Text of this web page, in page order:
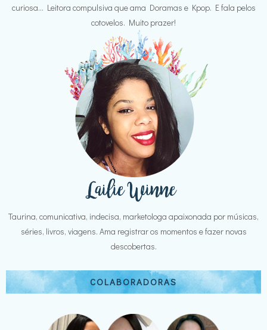
curiosa... Leitora compulsiva que ama Doramas e Kpop. E fala pelos
cotovelos. Muito prazer!
Taurina, comunicativa, indecisa, marketologa apaixonada por músicas,
séries, livros, viagens. Ama registrar os momentos e fazer novas
descobertas.
COLABORADORAS